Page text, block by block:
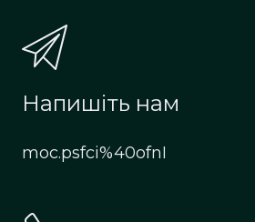
Напишіть нам
moc.psfci%40ofnI